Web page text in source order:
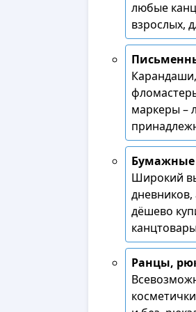
любые
взрослых,
маркеры –
Бумажные
Широкий
дёшево
Ранцы,